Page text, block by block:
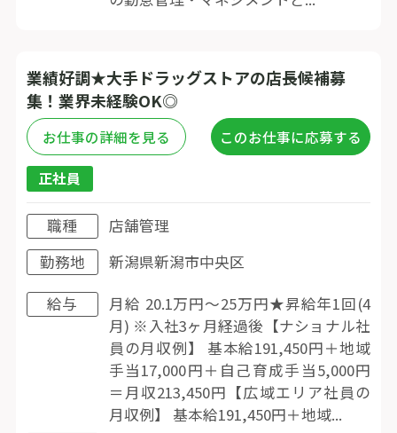
業績好調★大手ドラッグストアの店長候補募
集！業界未経験OK◎
お仕事の詳細を見る このお仕事に応募する
正社員
職種
店舗管理
勤務地
新潟県新潟市中央区
給与
月給 20.1万円〜25万円★昇給年1回(4
月) ※入社3ヶ月経過後【ナショナル社
員の月収例】 基本給191,450円＋地域
手当17,000円＋自己育成手当5,000円
＝月収213,450円【広域エリア社員の
月収例】 基本給191,450円＋地域...